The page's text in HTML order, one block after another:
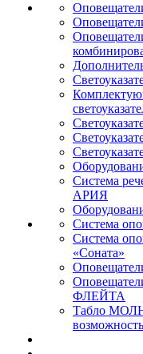
Система
АРИЯ
Система
Система
«Соната»
ФЛЕЙТА
Табло